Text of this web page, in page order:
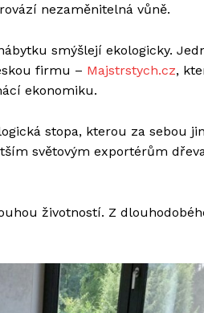
nezaměnitelná vůně.
smýšlejí ekologicky.
firmu – Majstrstych.cz,
ekonomiku.
stopa, kterou za sebou
světovým exportérům
životností. Z